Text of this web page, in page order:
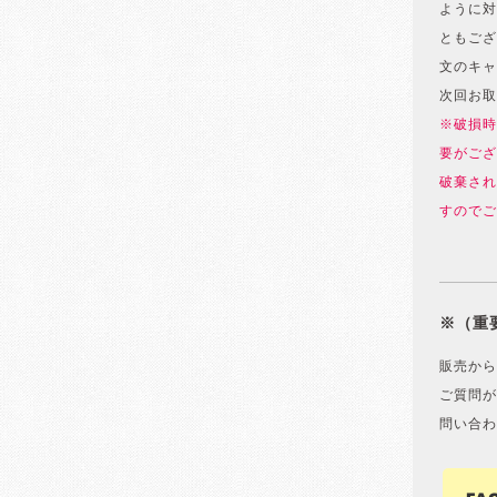
ように
ともご
文のキ
次回お
※破損時
要がご
破棄さ
すので
※（重
販売か
ご質問
問い合